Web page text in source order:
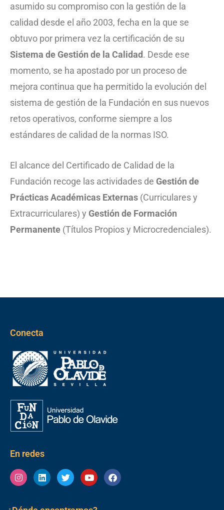
asumido su compromiso con la gestión de la
calidad desde el año 2003, fecha en la que se
obtuvo por primera vez la certificación de su
Sistema de Gestión de la Calidad. Desde ese
momento, se ha apostado por un proceso de
mejora continua que ha permitido la evolución del
sistema de gestión de la Fundación en sus nuevos
retos operativos, conforme siempre a los
estándares de calidad de la normas ISO.
El alcance del Certificado de Calidad de la
Fundación recoge las actividades de Gestión de
Prácticas Académicas Externas (Curriculares y
Extracurriculares) y Gestión de Formación
Permanente (Títulos Propios y Microcredenciales).
Conecta
En redes
InstagramLinkedinTwitterYoutubeFacebook